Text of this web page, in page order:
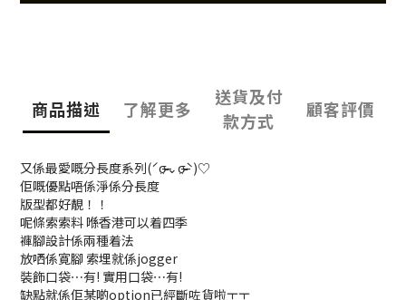
商品描述 了解更多
送貨及付
款方式
顧客評價
又係最愛嘅分長度系列(ˊσ̴̶̷̤⌄σ̴̶̷̤ˋ)♡
佢嘅優點唔係淨係分長度
版型都好靚！！
呢條索索料 喺香港可以着四季
褲腳設計係兩種着法
放哂係寛腳 索埋就係jogger
裝飾口袋⋯有! 實用口袋⋯有!
缺點就係佢某啲option已經斷咗貨啦ㅜㅜ